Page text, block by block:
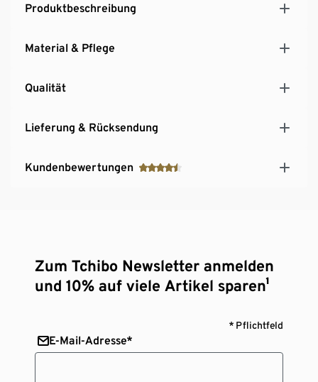
Produktbeschreibung
Material & Pflege
Qualität
Lieferung & Rücksendung
Kundenbewertungen
Zum Tchibo Newsletter anmelden
und 10% auf viele Artikel sparen¹
* Pflichtfeld
E-Mail-Adresse*